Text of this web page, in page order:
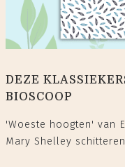
DEZE
BIOSCOOP
'Woeste hoogten' van
Mary Shelley